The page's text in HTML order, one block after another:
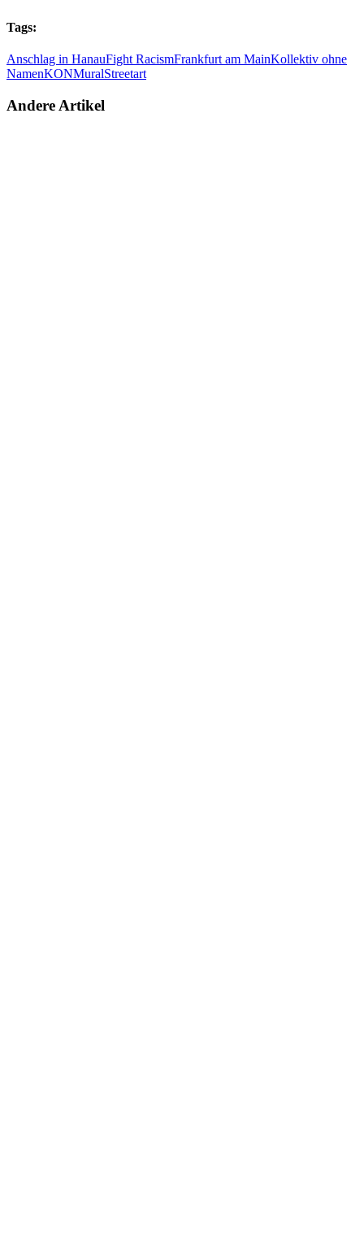
Tags:
Anschlag in HanauFight RacismFrankfurt am MainKollektiv ohne
NamenKONMuralStreetart
Andere Artikel